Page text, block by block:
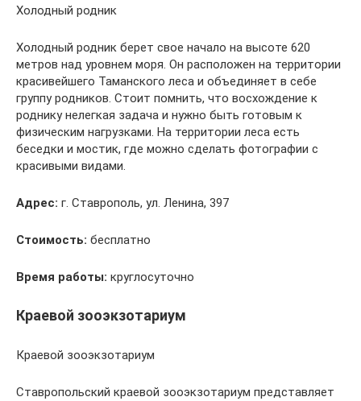
Холодный родник
Холодный родник берет свое начало на высоте 620
метров над уровнем моря. Он расположен на территории
красивейшего Таманского леса и объединяет в себе
группу родников. Стоит помнить, что восхождение к
роднику нелегкая задача и нужно быть готовым к
физическим нагрузками. На территории леса есть
беседки и мостик, где можно сделать фотографии с
красивыми видами.
Адрес: г. Ставрополь, ул. Ленина, 397
Стоимость: бесплатно
Время работы: круглосуточно
Краевой зооэкзотариум
Краевой зооэкзотариум
Ставропольский краевой зооэкзотариум представляет